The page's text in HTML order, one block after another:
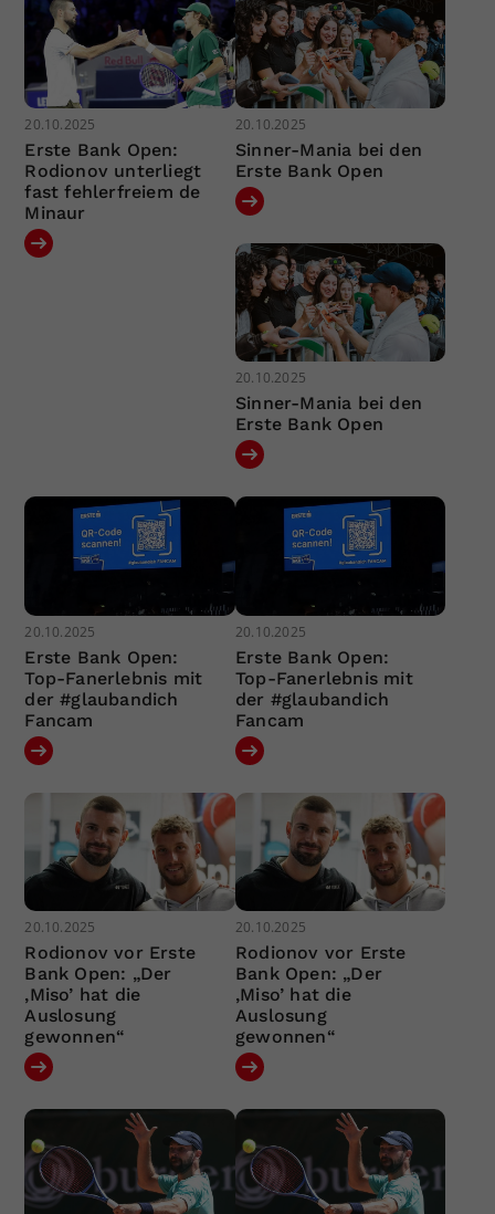
20.10.2025
Erste Bank Open:
Rodionov unterliegt
fast fehlerfreiem de
Minaur
20.10.2025
Sinner-Mania bei den
Erste Bank Open
20.10.2025
Sinner-Mania bei den
Erste Bank Open
20.10.2025
Erste Bank Open:
Top-Fanerlebnis mit
der #glaubandich
Fancam
20.10.2025
Erste Bank Open:
Top-Fanerlebnis mit
der #glaubandich
Fancam
20.10.2025
Rodionov vor Erste
Bank Open: „Der
‚Miso’ hat die
Auslosung
gewonnen“
20.10.2025
Rodionov vor Erste
Bank Open: „Der
‚Miso’ hat die
Auslosung
gewonnen“